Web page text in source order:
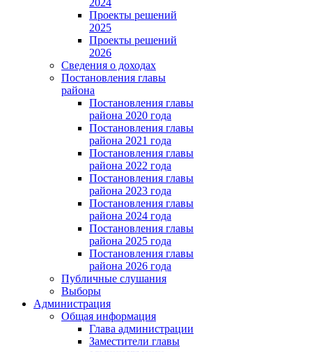
2024
Проекты решений
2025
Проекты решений
2026
Сведения о доходах
Постановления главы
района
Постановления главы
района 2020 года
Постановления главы
района 2021 года
Постановления главы
района 2022 года
Постановления главы
района 2023 года
Постановления главы
района 2024 года
Постановления главы
района 2025 года
Постановления главы
района 2026 года
Публичные слушания
Выборы
Администрация
Общая информация
Глава администрации
Заместители главы